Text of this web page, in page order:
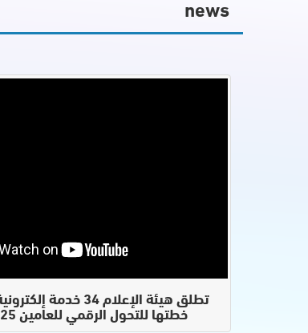
news
تطلق هيئة الإعلام 34
خطتها للتحول الرقمي للعامين 2025-2026